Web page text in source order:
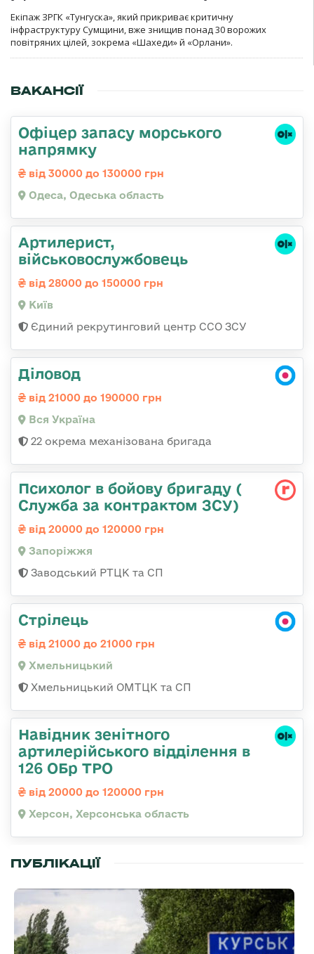
Екіпаж ЗРГК «Тунгуска», який прикриває критичну
інфраструктуру Сумщини, вже знищив понад 30 ворожих
повітряних цілей, зокрема «Шахеди» й «Орлани».
ВАКАНСІЇ
Офіцер запасу морського
напрямку
від 30000 до 130000 грн
Одеса, Одеська область
Артилерист,
військовослужбовець
від 28000 до 150000 грн
Київ
Єдиний рекрутинговий центр ССО ЗСУ
Діловод
від 21000 до 190000 грн
Вся Україна
22 окрема механізована бригада
Психолог в бойову бригаду (
Служба за контрактом ЗСУ)
від 20000 до 120000 грн
Запоріжжя
Заводський РТЦК та СП
Стрілець
від 21000 до 21000 грн
Хмельницький
Хмельницький ОМТЦК та СП
Навідник зенітного
артилерійського відділення в
126 ОБр ТРО
від 20000 до 120000 грн
Херсон, Херсонська область
ПУБЛІКАЦІЇ